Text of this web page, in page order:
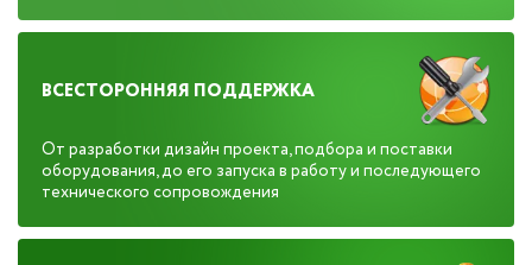
ВСЕСТОРОННЯЯ ПОДДЕРЖКА
От разработки дизайн проекта, подбора и поставки
оборудования, до его запуска в работу и последующего
технического сопровождения